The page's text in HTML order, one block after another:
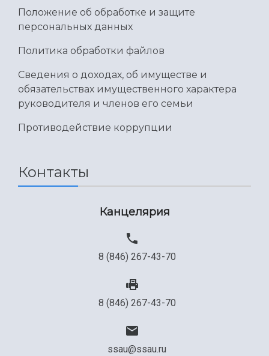
Международный межвузовский кампус
Положение об обработке и защите
персональных данных
Политика обработки файлов
Сведения о доходах, об имуществе и
обязательствах имущественного характера
руководителя и членов его семьи
Противодействие коррупции
Контакты
Канцелярия
8 (846) 267-43-70
8 (846) 267-43-70
ssau@ssau.ru